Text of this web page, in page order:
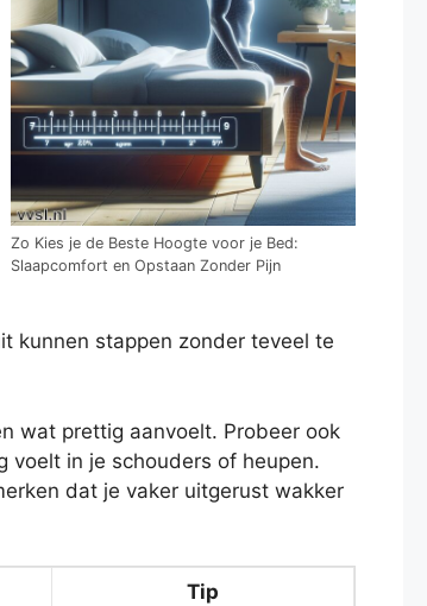
Zo Kies je de Beste Hoogte voor je Bed:
Slaapcomfort en Opstaan Zonder Pijn
kunnen stappen zonder teveel te
wat prettig aanvoelt. Probeer ook
voelt in je schouders of heupen.
dat je vaker uitgerust wakker
Tip